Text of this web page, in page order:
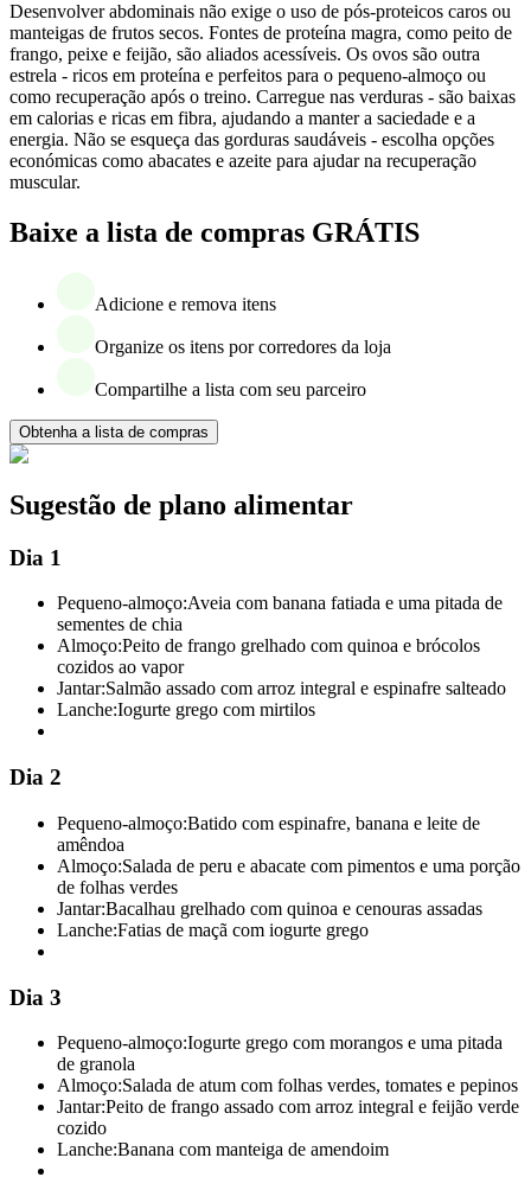
Desenvolver abdominais não exige o uso de pós-proteicos caros ou
manteigas de frutos secos. Fontes de proteína magra, como peito de
frango, peixe e feijão, são aliados acessíveis. Os ovos são outra
estrela - ricos em proteína e perfeitos para o pequeno-almoço ou
como recuperação após o treino. Carregue nas verduras - são baixas
em calorias e ricas em fibra, ajudando a manter a saciedade e a
energia. Não se esqueça das gorduras saudáveis - escolha opções
económicas como abacates e azeite para ajudar na recuperação
muscular.
Baixe a lista de compras GRÁTIS
Adicione e remova itens
Organize os itens por corredores da loja
Compartilhe a lista com seu parceiro
Obtenha a lista de compras
Sugestão de plano alimentar
Dia 1
Pequeno-almoço:Aveia com banana fatiada e uma pitada de
sementes de chia
Almoço:Peito de frango grelhado com quinoa e brócolos
cozidos ao vapor
Jantar:Salmão assado com arroz integral e espinafre salteado
Lanche:Iogurte grego com mirtilos
Dia 2
Pequeno-almoço:Batido com espinafre, banana e leite de
amêndoa
Almoço:Salada de peru e abacate com pimentos e uma porção
de folhas verdes
Jantar:Bacalhau grelhado com quinoa e cenouras assadas
Lanche:Fatias de maçã com iogurte grego
Dia 3
Pequeno-almoço:Iogurte grego com morangos e uma pitada
de granola
Almoço:Salada de atum com folhas verdes, tomates e pepinos
Jantar:Peito de frango assado com arroz integral e feijão verde
cozido
Lanche:Banana com manteiga de amendoim